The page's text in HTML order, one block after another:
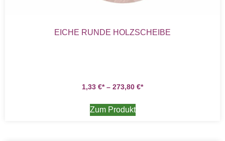
EICHE RUNDE HOLZSCHEIBE
1,33 € – 273,80 €
Zum Produkt